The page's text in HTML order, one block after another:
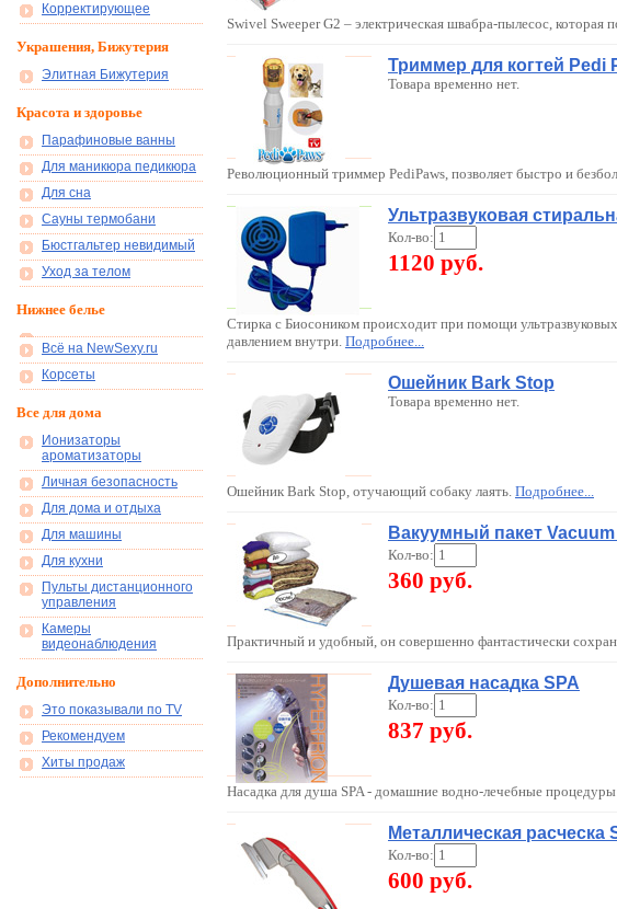
Корректирующее
Украшения, Бижутерия
Элитная Бижутерия
Красота и здоровье
Парафиновые ванны
Для маникюра педикюра
Для сна
Сауны термобани
Бюстгальтер невидимый
Уход за телом
Нижнее белье
Всё на NewSexy.ru
Корсеты
Все для дома
Ионизаторы
ароматизаторы
Личная безопасность
Для дома и отдыха
Для машины
Для кухни
Пульты дистанционного
управления
Камеры
видеонаблюдения
Дополнительно
Это показывали по TV
Рекомендуем
Хиты продаж
Swivel Sweeper G2 – электрическая швабра-пылесос, которая
Триммер для когтей Pedi
Товара временно нет.
Революционный триммер PediPaws, позволяет быстро и
Ультразвуковая
Кол-во:
1120 руб.
Стирка с Биосоником происходит при помощи
давлением внутри. Подробнее...
Ошейник Bark Stop
Товара временно нет.
Ошейник Bark Stop, отучающий собаку лаять. Подробнее...
Вакуумный пакет
Кол-во:
360 руб.
Практичный и удобный, он совершенно фантастически
Душевая насадка SPA
Кол-во:
837 руб.
Насадка для душа SPA - домашние водно-лечебные процедуры
Металлическая
Кол-во:
600 руб.